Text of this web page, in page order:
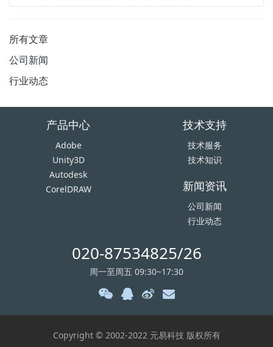
所有文章
公司新闻
行业动态
产品中心
Adobe
Unity3D
Autodesk
CorelDRAW
技术支持
技术服务
技术知识
新闻资讯
公司新闻
行业动态
020-87534825/26
周一至周五 09:30~17:30
Copyright © 2002-2022 元易科技 版权所有